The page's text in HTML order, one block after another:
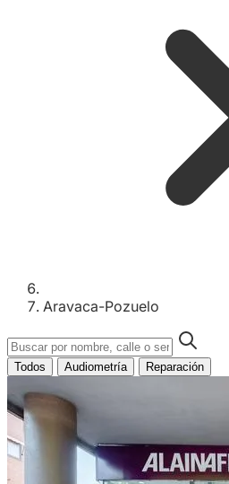
Aravaca-Pozuelo
Todos Audiometría Reparación